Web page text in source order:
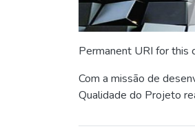
Permanent URI for this
Com a missão de
Qualidade do Projeto